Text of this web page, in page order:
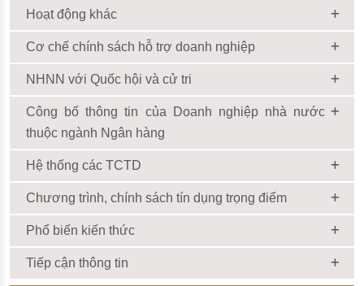
Hoạt động khác
Cơ chế chính sách hỗ trợ doanh nghiệp
NHNN với Quốc hội và cử tri
Công bố thông tin của Doanh nghiệp nhà nước
thuộc ngành Ngân hàng
Hệ thống các TCTD
Chương trình, chính sách tín dụng trọng điểm
Phổ biến kiến thức
Tiếp cận thông tin